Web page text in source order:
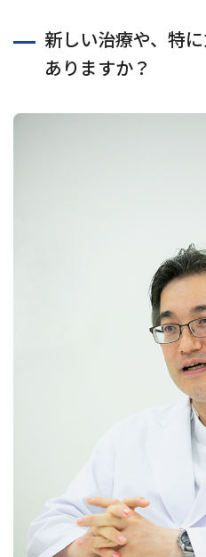
新しい治療や、特
ありますか？